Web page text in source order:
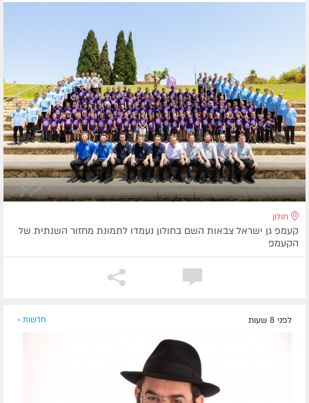
חולון
קעמפ גן ישראל צבאות השם בחולון נעמדו לתמונת מחזור השנתית של
הקעמפ
לפני 8 שעות חדשות »